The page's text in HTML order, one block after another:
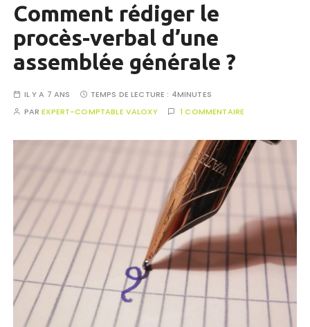
Comment rédiger le
procès-verbal d’une
assemblée générale ?
IL Y A 7 ANS TEMPS DE LECTURE : 4MINUTES
PAREXPERT-COMPTABLE VALOXY 1 COMMENTAIRE